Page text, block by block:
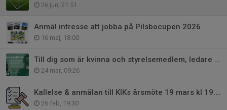
26 jun, 21:51
Anmäl intresse att jobba på Pilsbocupen 2026
16 maj, 18:00
Till dig som är kvinna och styrelsemedlem, ledare eller tränare....
24 mar, 09:26
Kallelse & anmälan till KIKs årsmöte 19 mars kl 19.00 på Engvallen
26 feb, 19:30